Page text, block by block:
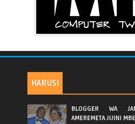
HARUSI
BLOGGER WA
AMEREMETA JIJINI